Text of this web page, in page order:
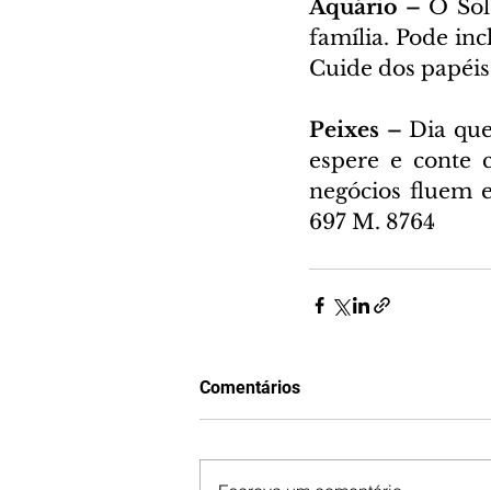
Aquário – O
família. Pode
Cuide dos
Peixes – Dia
espere e conte
negócios fluem
697 M. 8764
Comentários